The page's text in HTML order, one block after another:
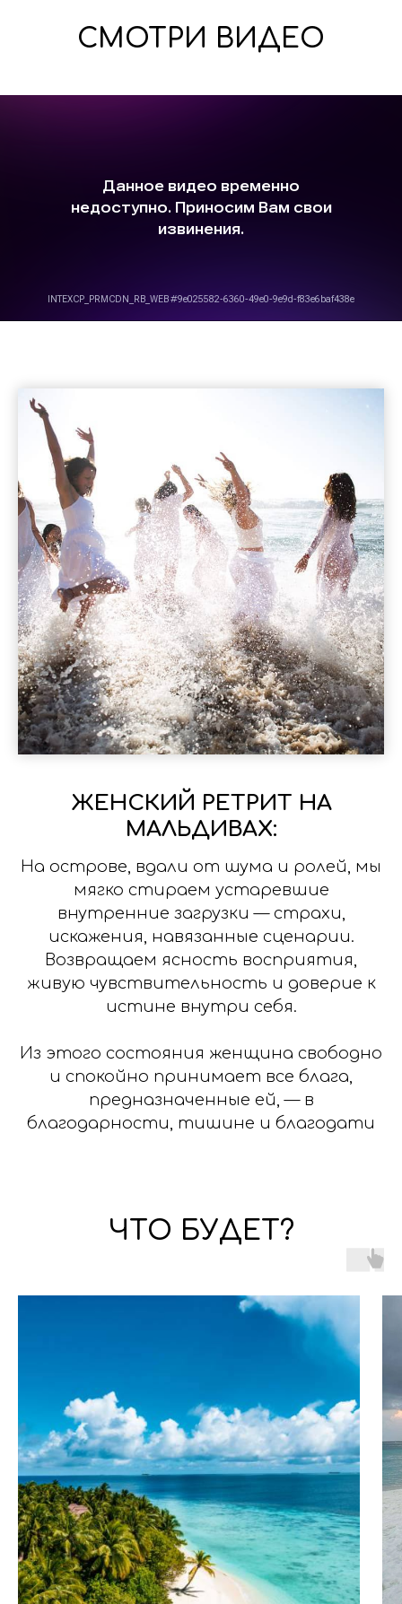
СМОТРИ ВИДЕО
ЖЕНСКИЙ РЕТРИТ НА
МАЛЬДИВАХ:
На острове, вдали от шума и ролей, мы
мягко стираем устаревшие
внутренние загрузки — страхи,
искажения, навязанные сценарии.
Возвращаем ясность восприятия,
живую чувствительность и доверие к
истине внутри себя.
Из этого состояния женщина свободно
и спокойно принимает все блага,
предназначенные ей, — в
благодарности, тишине и благодати
ЧТО БУДЕТ?